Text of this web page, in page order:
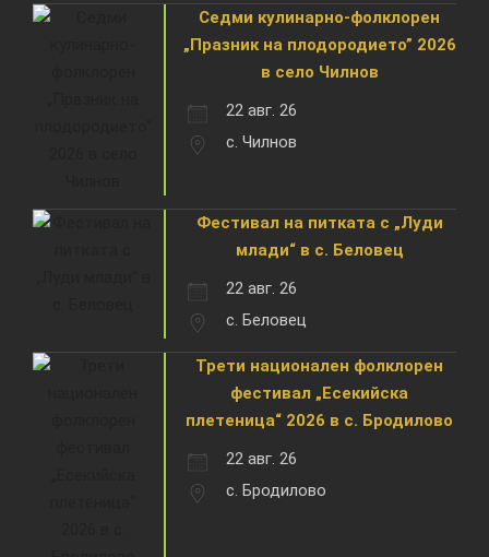
Седми кулинарно-фолклорен
„Празник на плодородието” 2026
в село Чилнов
22 авг. 26
с. Чилнов
Фестивал на питката с „Луди
млади“ в с. Беловец
22 авг. 26
с. Беловец
Трети национален фолклорен
фестивал „Есекийска
плетеница“ 2026 в с. Бродилово
22 авг. 26
с. Бродилово